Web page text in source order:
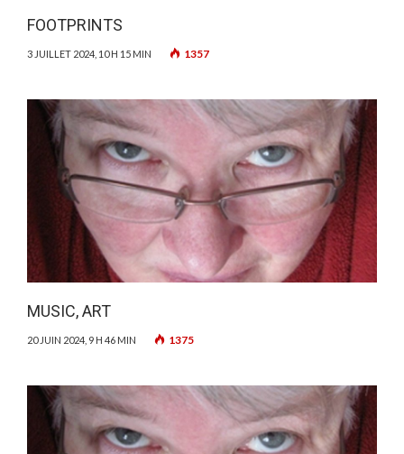
FOOTPRINTS
3 JUILLET 2024, 10 H 15 MIN 1357
MUSIC, ART
20 JUIN 2024, 9 H 46 MIN 1375